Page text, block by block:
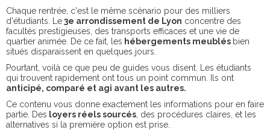
Chaque rentrée, c'est le même scénario pour des milliers
d'étudiants. Le3e arrondissement de Lyon concentre des
facultés prestigieuses, des transports efficaces et une vie de
quartier animée. De ce fait, les hébergements meublés bien
situés disparaissent en quelques jours.
Pourtant, voilà ce que peu de guides vous disent. Les étudiants
qui trouvent rapidement ont tous un point commun. Ils ont
anticipé, comparé et agi avant les autres.
Ce contenu vous donne exactement les informations pour en faire
partie. Des loyers réels sourcés , des procédures claires, et les
alternatives si la première option est prise.